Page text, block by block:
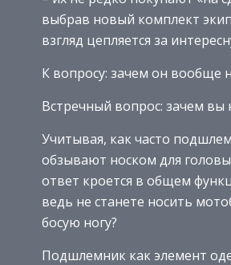
выбрав новый комплект
взгляд цепляется за
К вопросу: зачем он вообще
Встречный вопрос: зачем вы
Учитывая, как часто
обзывают носком для
ответ кроется в общем
ведь не станете носить
босую ногу?
Подшлемник как элемент